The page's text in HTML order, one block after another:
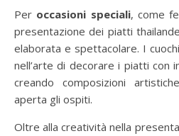
Per occasioni speciali, come
presentazione dei piatti
elaborata e spettacolare. I
nell’arte di decorare i piatti con
creando composizioni
aperta gli ospiti.
Oltre alla creatività nella